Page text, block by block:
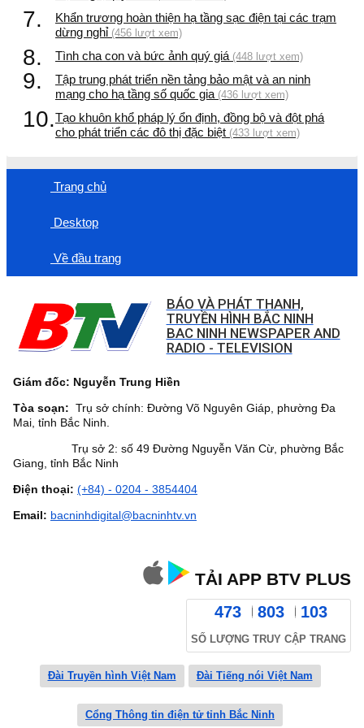
7.
Khẩn trương hoàn thiện hạ tầng sạc điện tại các trạm
dừng nghỉ (456 lượt xem)
8. Tình cha con và bức ảnh quý giá (448 lượt xem)
9.
Tập trung phát triển nền tảng bảo mật và an ninh
mạng cho hạ tầng số quốc gia (436 lượt xem)
10.Tạo khuôn khổ pháp lý ổn định, đồng bộ và đột phá
cho phát triển các đô thị đặc biệt (433 lượt xem)
Trang chủ
Desktop
Về đầu trang
BÁO VÀ PHÁT THANH,
TRUYỀN HÌNH BẮC NINH
BAC NINH NEWSPAPER AND
RADIO - TELEVISION
Giám đốc: Nguyễn Trung Hiền
Tòa soạn: Trụ sở chính: Đường Võ Nguyên Giáp, phường Đa
Mai, tỉnh Bắc Ninh.
Trụ sở 2: số 49 Đường Nguyễn Văn Cừ, phường Bắc
Giang, tỉnh Bắc Ninh
Điện thoại: (+84) - 0204 - 3854404
Email: bacninhdigital@bacninhtv.vn
TẢI APP BTV PLUS
473 803 103
SỐ LƯỢNG TRUY CẬP TRANG
Đài Truyền hình Việt Nam Đài Tiếng nói Việt Nam
Cổng Thông tin điện tử tỉnh Bắc Ninh